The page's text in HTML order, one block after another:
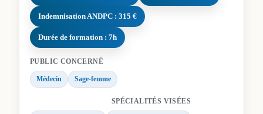
Indemnisation ANDPC : 315 €
Durée de formation : 7h
PUBLIC CONCERNÉ
Médecin Sage-femme
SPÉCIALITÉS VISÉES